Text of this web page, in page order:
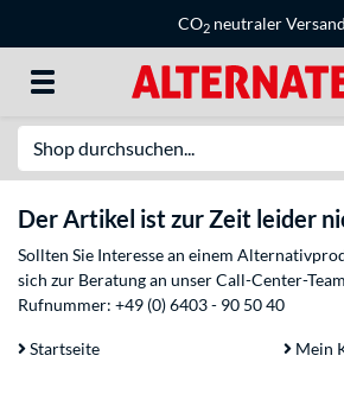
CO2 neutraler Versand
Der Artikel ist zur Zeit leider
Sollten Sie Interesse an einem
sich zur Beratung an unser Call-Center-
Rufnummer: +49 (0) 6403 - 90 50 40
Startseite Mein